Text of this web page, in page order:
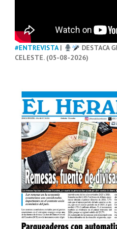
#ENTREVISTA|
DESTACA
CELESTE. (05-08-2026)